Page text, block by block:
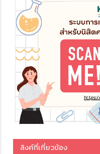
ลิงค์ที่เกี่ยวข้อง